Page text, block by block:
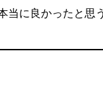
当に良かったと思う